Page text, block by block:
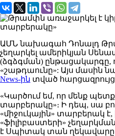
ԱՄՆ նախագահ Դոնալդ
չեղարկել ամերիկյան
(ձգձգման) ընթացակարգը,
«շաթդաունը»: Այս մասին
News-ին տված
«Կարծում եմ, որ մենք պետք
տարբերակը»։ Ի դեպ, սա
«միջուկային» տարբերակ է,
«ֆիլիբաստերի»
է Սպիտակ տան